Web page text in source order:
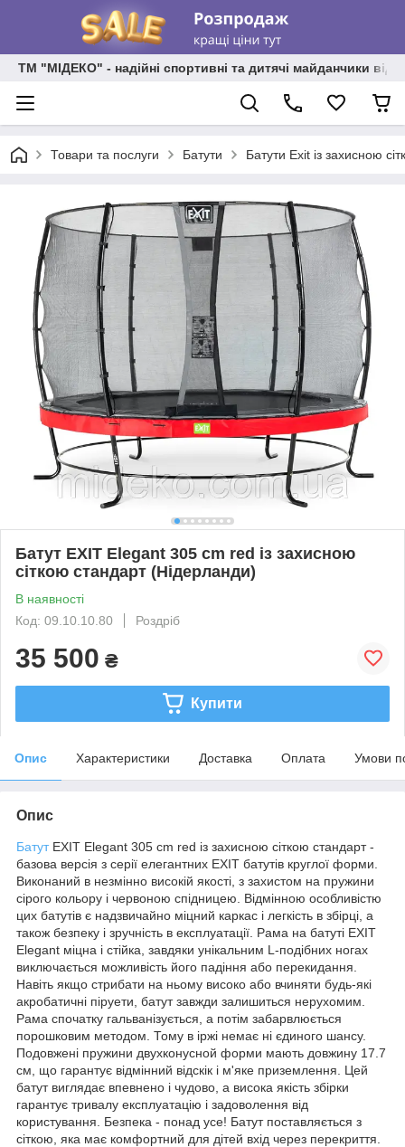
ТМ "МІДЕКО" - надійні спортивні та дитячі майданчики від
Товари та послуги Батути Батути Exit із захисною
Батут EXIT Elegant 305 cm red із захисною
сіткою стандарт (Нідерланди)
В наявності
Код: 09.10.10.80
Роздріб
35 500 ₴
Купити
Опис Характеристики Доставка Оплата Умови
Опис
БатутEXIT Elegant 305 cm red із захисною сіткою стандарт -
базова версія з серії елегантних EXIT батутів круглої форми.
Виконаний в незмінно високій якості, з захистом на пружини
сірого кольору і червоною спідницею. Відмінною особливістю
цих батутів є надзвичайно міцний каркас і легкість в збірці, а
також безпеку і зручність в експлуатації. Рама на батуті EXIT
Elegant міцна і стійка, завдяки унікальним L-подібних ногах
виключається можливість його падіння або перекидання.
Навіть якщо стрибати на ньому високо або вчиняти будь-які
акробатичні піруети, батут завжди залишиться нерухомим.
Рама спочатку гальванізується, а потім забарвлюється
порошковим методом. Тому в іржі немає ні єдиного шансу.
Подовжені пружини двухконусной форми мають довжину 17.7
см, що гарантує відмінний відскік і м'яке приземлення. Цей
батут виглядає впевнено і чудово, а висока якість збірки
гарантує тривалу експлуатацію і задоволення від
користування. Безпека - понад усе! Батут поставляється з
сіткою, яка має комфортний для дітей вхід через перекриття.